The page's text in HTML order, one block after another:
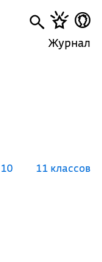
Журнал
10 11 классов